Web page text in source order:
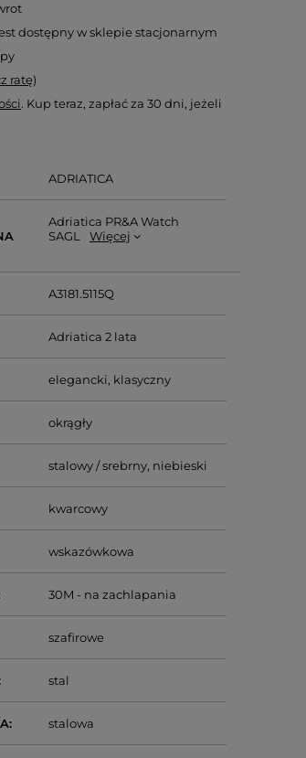
dostępny w sklepie stacjonarnym
ratę)
. Kup teraz, zapłać za 30 dni, jeżeli
ADRIATICA
Adriatica PR&A Watch
SAGL
Więcej
A3181.5115Q
Adriatica 2 lata
elegancki klasyczny
okrągły
stalowy / srebrny niebieski
kwarcowy
wskazówkowa
30M - na zachlapania
szafirowe
stal
stalowa